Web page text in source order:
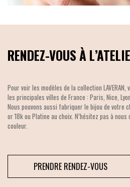
RENDEZ-VOUS À
Pour voir les modèles de la collection
les principales villes de France : Paris, Nice,
Nous pouvons aussi fabriquer le bijou de votre
or 18k ou Platine au choix. N’hésitez pas à
couleur.
PRENDRE RENDEZ-VOUS